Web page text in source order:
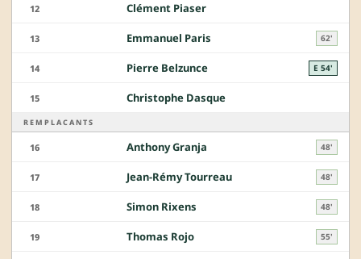
12 Clément Piaser
13 Emmanuel Paris 62'
14 Pierre Belzunce E 54'
15 Christophe Dasque
REMPLACANTS
16 Anthony Granja 48'
17 Jean-Rémy Tourreau 48'
18 Simon Rixens 48'
19 Thomas Rojo 55'